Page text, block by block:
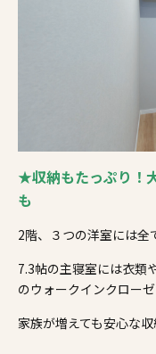
★収納もたっぷり！
も
2階、３つの洋室には全
7.3帖の主寝室には衣類
のウォークインクロー
家族が増えても安心な収